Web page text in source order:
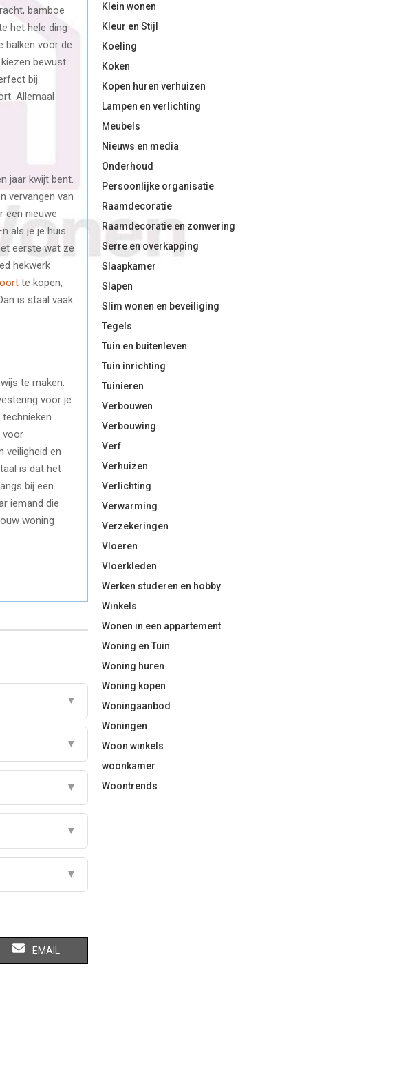
bamboe
het hele ding
balken voor de
bewust
bij
Allemaal
jaar kwijt bent.
vervangen van
een nieuwe
als je je huis
eerste wat ze
hekwerk
te kopen,
is staal vaak
te maken.
voor je
voor
veiligheid en
is dat het
bij een
iemand die
woning
▼
▼
▼
▼
▼
S
EMAIL
Klein wonen
Kleur en Stijl
Koeling
Koken
Kopen huren verhuizen
Lampen en verlichting
Meubels
Nieuws en media
Onderhoud
Persoonlijke organisatie
Raamdecoratie
Raamdecoratie en zonwering
Serre en overkapping
Slaapkamer
Slapen
Slim wonen en beveiliging
Tegels
Tuin en buitenleven
Tuin inrichting
Tuinieren
Verbouwen
Verbouwing
Verf
Verhuizen
Verlichting
Verwarming
Verzekeringen
Vloeren
Vloerkleden
Werken studeren en hobby
Winkels
Wonen in een appartement
Woning en Tuin
Woning huren
Woning kopen
Woningaanbod
Woningen
Woon winkels
woonkamer
Woontrends